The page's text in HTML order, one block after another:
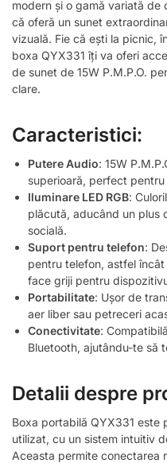
modern și o gamă variată de
că oferă un sunet
vizuală. Fie că ești la picnic,
boxa QYX331 îți va oferi
de sunet de 15W P.M.P.O.
clare.
Caracteristici:
Putere Audio: 15W
superioară, perfect
Iluminare LED RGB:
plăcută, aducând un plus
socială.
Suport pentru telefon:
pentru telefon, astfel
face griji pentru
Portabilitate: Ușor de
aer liber sau petreceri
Conectivitate:
Bluetooth, ajutându-te să
Detalii despre
Boxa portabilă QYX331
utilizat, cu un sistem intuitiv
Aceasta permite conectarea